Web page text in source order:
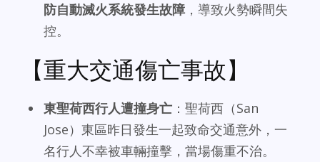
防自動滅火系統發生故障 ，導致火勢瞬間失
控。
【重大交通傷亡事故】
東聖荷西行人遭撞身亡 ：聖荷西（San
Jose）東區昨日發生一起致命交通意外，一
名行人不幸被車輛撞擊，當場傷重不治。